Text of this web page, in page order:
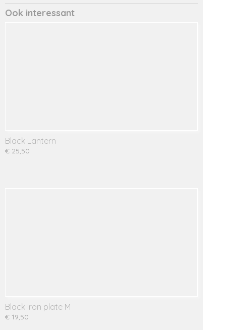
Ook interessant
Black Lantern
€ 25,50
Black Iron plate M
€ 19,50